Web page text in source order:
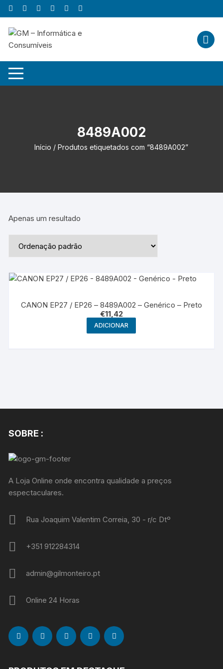
Skip
to
content
8489A002
Início / Produtos etiquetados com “8489A002”
Apenas um resultado
CANON EP27 / EP26 – 8489A002 – Genérico – Preto
€11,42
ADICIONAR
SOBRE :
A Loja Online onde encontra qualidade a preços
espectaculares.
Rua Joaquim Valentim Correia, 30 - r/c Dtº
+351 912284314
admin@gilmonteiro.pt
Online 24 Horas